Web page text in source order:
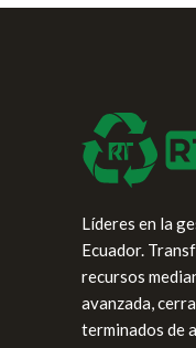
Líderes en la
Ecuador.
recursos
avanzada,
terminados de